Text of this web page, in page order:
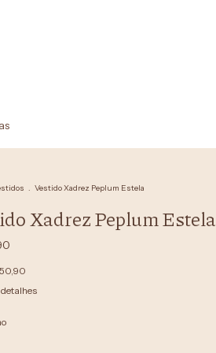
. Vestido Xadrez Peplum Estela
Xadrez Peplum Estela